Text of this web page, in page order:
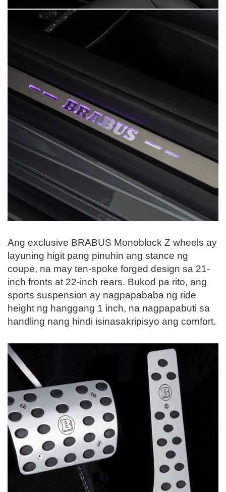
Ang exclusive BRABUS Monoblock Z wheels ay
layuning higit pang pinuhin ang stance ng
coupe, na may ten-spoke forged design sa 21-
inch fronts at 22-inch rears. Bukod pa rito, ang
sports suspension ay nagpapababa ng ride
height ng hanggang 1 inch, na nagpapabuti sa
handling nang hindi isinasakripisyo ang comfort.